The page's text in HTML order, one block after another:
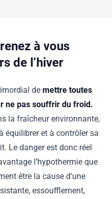
à vous
de l’hiver
de mettre toutes
ne pas souffrir du froid.
la fraîcheur environnante,
équilibrer et à contrôler sa
Le danger est donc réel
l’hypothermie que
être la cause d’une
essoufflement,